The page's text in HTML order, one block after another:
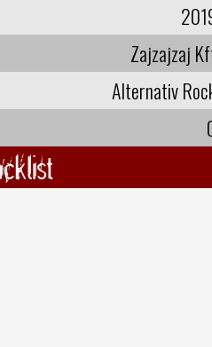
Zajzajzaj
Alternativ